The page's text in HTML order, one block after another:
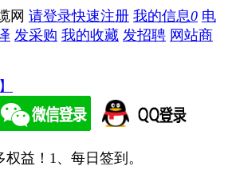
网 请登录快速注册 我的信息0 电
发采购 我的收藏 发招聘 网站商
益！ 1、每日签到。